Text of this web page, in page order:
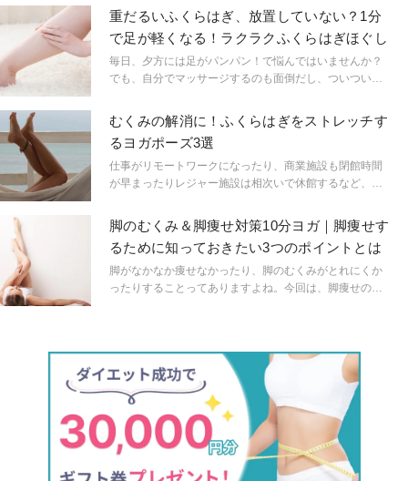
も、そのまま放置しておくのは転倒やケガのリスクが高
く、運動機能も低下するなど、体にとっていいことでは
ありません。「かかとをつけてしゃがめない」の原因は
様々ありますが、「硬さ」を解消すればしゃがめられる
ようになる場合もあります。そのためのかんたんなスト
重だるいふくらはぎ、放置していない？1分
で足が軽くなる！ラクラクふくらはぎほぐし
毎日、夕方には足がパンパン！で悩んではいませんか？
でも、自分でマッサージするのも面倒だし、ついつい放
をご紹介します。
むくみの解消に！ふくらはぎをストレッチす
るヨガポーズ3選
仕事がリモートワークになったり、商業施設も閉館時間
が早まったりレジャー施設は相次いで休館するなど、新
ないはず。「ずーっと家にいて退屈...」そんなときこ
そ、おうちヨガ！今回はむくみの解消に効果が期待でき
るポーズを3つピックアップ。
脚のむくみ＆脚痩せ対策10分ヨガ｜脚痩せす
るために知っておきたい3つのポイントとは
脚がなかなか痩せなかったり、脚のむくみがとれにくか
ったりすることってありますよね。今回は、脚痩せのた